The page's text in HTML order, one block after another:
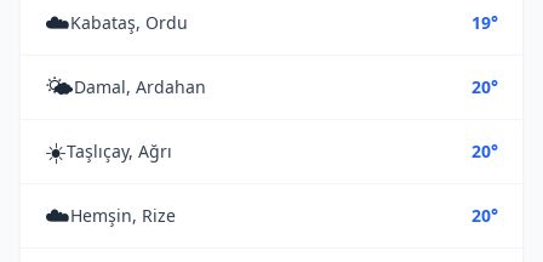
☁️Kabataş, Ordu 19°
🌤️Damal, Ardahan 20°
☀️Taşlıçay, Ağrı 20°
☁️Hemşin, Rize 20°